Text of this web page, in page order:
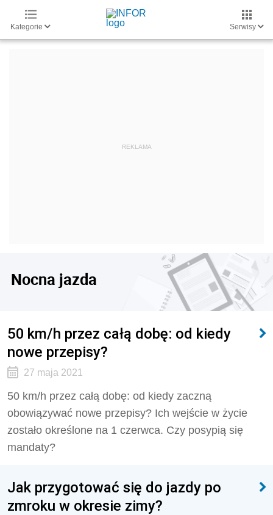
Kategorie Serwisy
Nocna jazda
50 km/h przez całą dobę: od kiedy
nowe przepisy?
27 maja 2021
50 km/h przez całą dobę: od kiedy zaczną
obowiązywać nowe przepisy? Ich wejście w życie
zostało określone na 1 czerwca. Czy posypią się
mandaty?
Jak przygotować się do jazdy po
zmroku w okresie zimy?